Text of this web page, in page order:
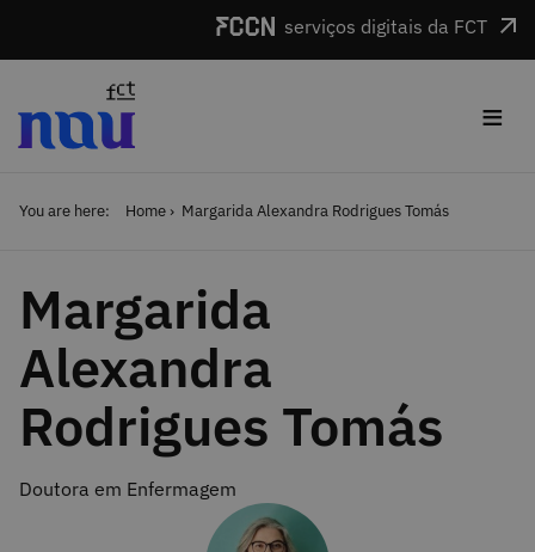
serviços digitais da FCT
≡
You are here: Home Margarida Alexandra Rodrigues Tomás
Margarida
Alexandra
Rodrigues Tomás
Doutora em Enfermagem